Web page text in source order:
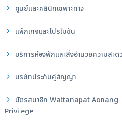
ศูนย์และคลินิกเฉพาะทาง
แพ็กเกจและโปรโมชัน
บริการห้องพักและสิ่งอำนวยความสะด
บริษัทประกันคู่สัญญา
บัตรสมาชิก Wattanapat Aonang
Privilege